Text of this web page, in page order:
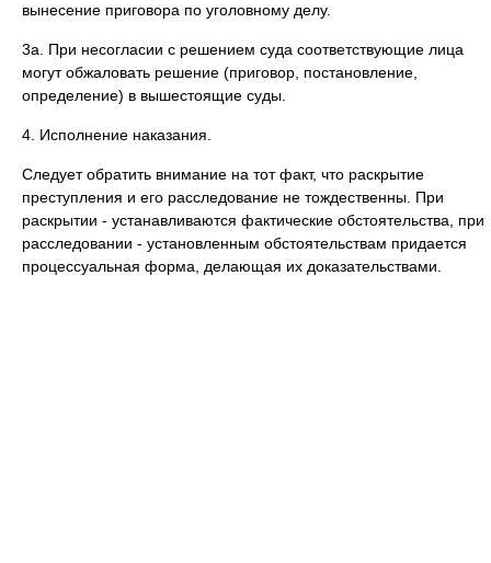
вынесение приговора по уголовному делу.
3а. При несогласии с решением суда соответствующие лица
могут обжаловать решение (приговор, постановление,
определение) в вышестоящие суды.
4. Исполнение наказания.
Следует обратить внимание на тот факт, что раскрытие
преступления и его расследование не тождественны. При
раскрытии - устанавливаются фактические обстоятельства, при
расследовании - установленным обстоятельствам придается
процессуальная форма, делающая их доказательствами.